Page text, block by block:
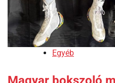
Egyéb